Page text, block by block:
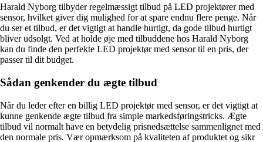
Harald Nyborg tilbyder regelmæssigt tilbud på LED projektører med
sensor, hvilket giver dig mulighed for at spare endnu flere penge. Når
du ser et tilbud, er det vigtigt at handle hurtigt, da gode tilbud hurtigt
bliver udsolgt. Ved at holde øje med tilbuddene hos Harald Nyborg
kan du finde den perfekte LED projektør med sensor til en pris, der
passer til dit budget.
Sådan genkender du ægte tilbud
Når du leder efter en billig LED projektør med sensor, er det vigtigt at
kunne genkende ægte tilbud fra simple markedsføringstricks. Ægte
tilbud vil normalt have en betydelig prisnedsættelse sammenlignet med
den normale pris. Vær opmærksom på kvaliteten af produktet og sikr